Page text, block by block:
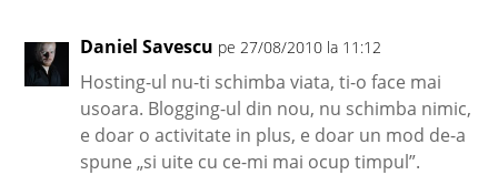
Daniel Savescu pe 27/08/2010 la 11:12
Hosting-ul nu-ti schimba viata, ti-o face mai
usoara. Blogging-ul din nou, nu schimba nimic,
e doar o activitate in plus, e doar un mod de-a
spune „si uite cu ce-mi mai ocup timpul”.